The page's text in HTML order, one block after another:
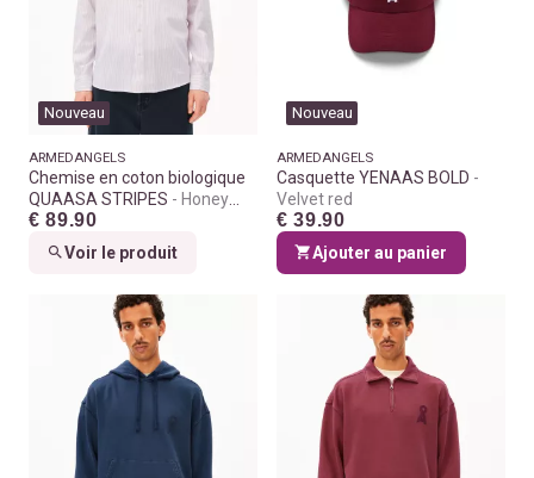
Nouveau
ARMEDANGELS
Chemise en coton biologique
QUAASA STRIPES
Honey
reed
€ 89.90
Voir le produit
Nouveau
ARMEDANGELS
Casquette YENAAS BOLD
Velvet red
€ 39.90
Ajouter au panier